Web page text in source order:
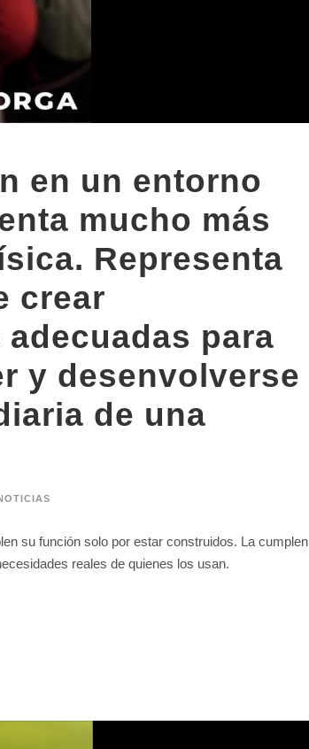
en un entorno
mucho más
Representa
crear
para
y desenvolverse
de una
su función solo por estar construidos. La cumplen
reales de quienes los usan.